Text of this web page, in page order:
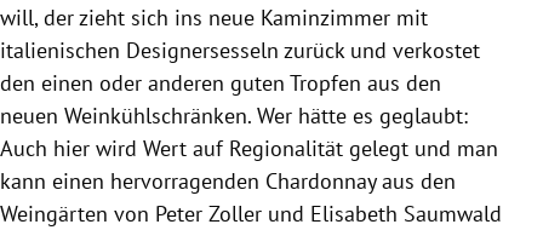
will, der zieht sich ins neue Kaminzimmer mit
italienischen Designersesseln zurück und verkostet
den einen oder anderen guten Tropfen aus den
neuen Weinkühlschränken. Wer hätte es geglaubt:
Auch hier wird Wert auf Regionalität gelegt und man
kann einen hervorragenden Chardonnay aus den
Weingärten von Peter Zoller und Elisabeth Saumwald